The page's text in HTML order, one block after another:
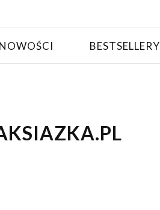
BESTSELLERY